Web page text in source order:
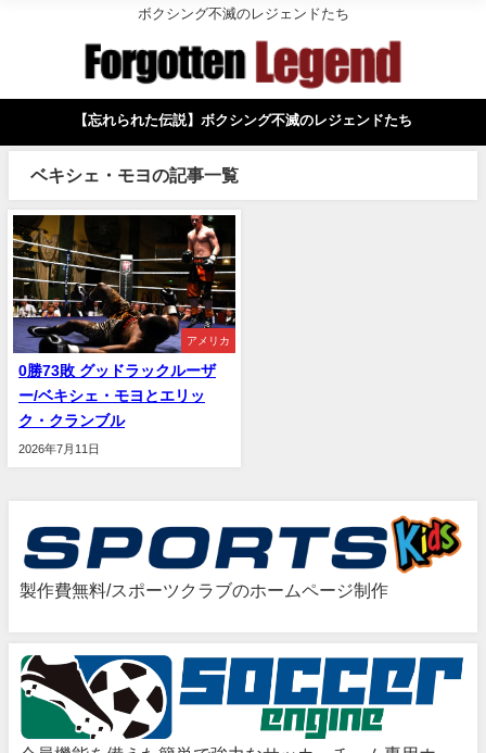
ボクシング不滅のレジェンドたち
【忘れられた伝説】ボクシング不滅のレジェンドたち
ベキシェ・モヨの記事一覧
アメリカ
0勝73敗 グッドラックルーザ
ー/ベキシェ・モヨとエリッ
ク・クランブル
2026年7月11日
製作費無料/スポーツクラブのホームページ制作